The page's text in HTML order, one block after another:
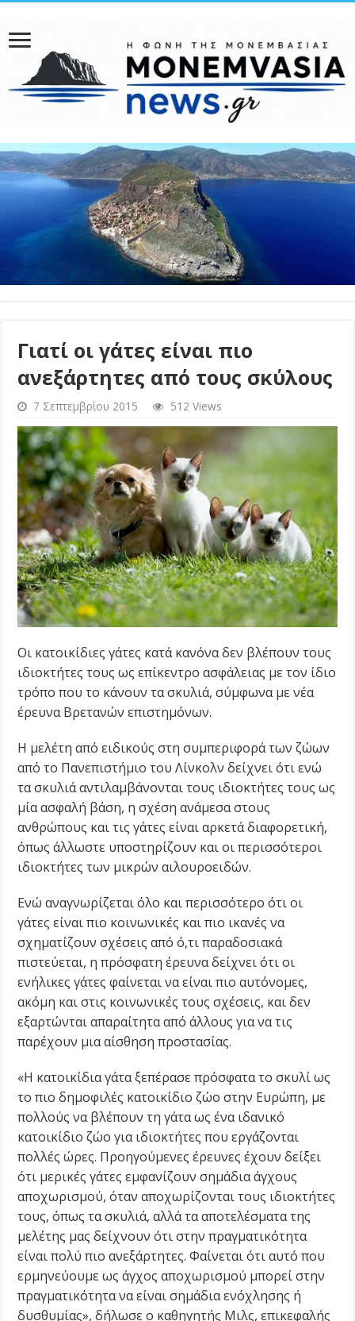
Γιατί οι γάτες είναι πιο
ανεξάρτητες από τους σκύλους
7 Σεπτεμβρίου 2015 512 Views
Οι κατοικίδιες γάτες κατά κανόνα δεν βλέπουν τους
ιδιοκτήτες τους ως επίκεντρο ασφάλειας με τον ίδιο
τρόπο που το κάνουν τα σκυλιά, σύμφωνα με νέα
έρευνα Βρετανών επιστημόνων.
Η μελέτη από ειδικούς στη συμπεριφορά των ζώων
από το Πανεπιστήμιο του Λίνκολν δείχνει ότι ενώ
τα σκυλιά αντιλαμβάνονται τους ιδιοκτήτες τους ως
μία ασφαλή βάση, η σχέση ανάμεσα στους
ανθρώπους και τις γάτες είναι αρκετά διαφορετική,
όπως άλλωστε υποστηρίζουν και οι περισσότεροι
ιδιοκτήτες των μικρών αιλουροειδών.
Ενώ αναγνωρίζεται όλο και περισσότερο ότι οι
γάτες είναι πιο κοινωνικές και πιο ικανές να
σχηματίζουν σχέσεις από ό,τι παραδοσιακά
πιστεύεται, η πρόσφατη έρευνα δείχνει ότι οι
ενήλικες γάτες φαίνεται να είναι πιο αυτόνομες,
ακόμη και στις κοινωνικές τους σχέσεις, και δεν
εξαρτώνται απαραίτητα από άλλους για να τις
παρέχουν μια αίσθηση προστασίας.
«Η κατοικίδια γάτα ξεπέρασε πρόσφατα το σκυλί ως
το πιο δημοφιλές κατοικίδιο ζώο στην Ευρώπη, με
πολλούς να βλέπουν τη γάτα ως ένα ιδανικό
κατοικίδιο ζώο για ιδιοκτήτες που εργάζονται
πολλές ώρες. Προηγούμενες έρευνες έχουν δείξει
ότι μερικές γάτες εμφανίζουν σημάδια άγχους
αποχωρισμού, όταν αποχωρίζονται τους ιδιοκτήτες
τους, όπως τα σκυλιά, αλλά τα αποτελέσματα της
μελέτης μας δείχνουν ότι στην πραγματικότητα
είναι πολύ πιο ανεξάρτητες. Φαίνεται ότι αυτό που
ερμηνεύουμε ως άγχος αποχωρισμού μπορεί στην
πραγματικότητα να είναι σημάδια ενόχλησης ή
δυσθυμίας», δήλωσε ο καθηγητής Μιλς, επικεφαλής